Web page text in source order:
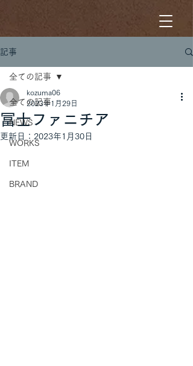
記事
全ての記事
NEWS
WORKS
ITEM
BRAND
全ての記事
冨士ファニチア
kozuma06
2023年1月29日
更新日： 2023年1月30日